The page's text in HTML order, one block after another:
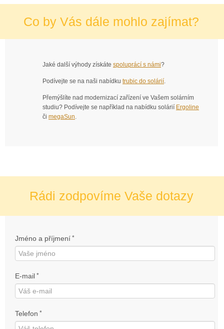
Co by Vás dále mohlo zajímat?
Jaké další výhody získáte spoluprácí s námi?
Podívejte se na naši nabídku trubic do solárií.
Přemýšlíte nad modernizací zařízení ve Vašem solárním
studiu? Podívejte se například na nabídku solárií Ergoline
či megaSun.
Rádi zodpovíme Vaše dotazy
Jméno a příjmení *
E-mail *
Telefon *